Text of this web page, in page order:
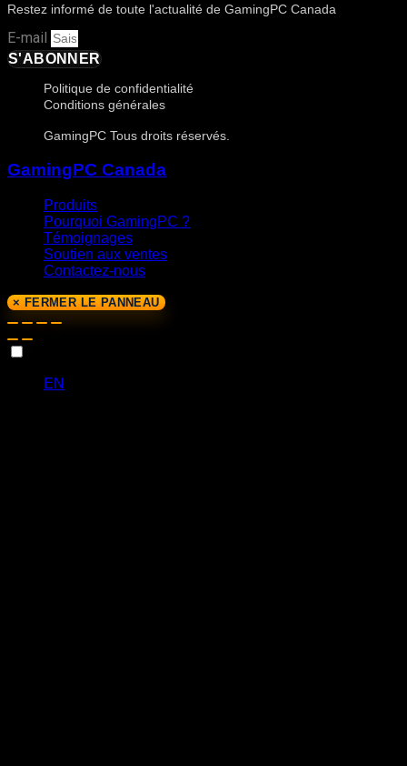
Restez informé de toute l'actualité de GamingPC Canada
E-mail
S'ABONNER
Politique de confidentialité
Conditions générales
GamingPC Tous droits réservés.
GamingPC Canada
Produits
Pourquoi GamingPC ?
Témoignages
Soutien aux ventes
Contactez-nous
× FERMER LE PANNEAU
EN